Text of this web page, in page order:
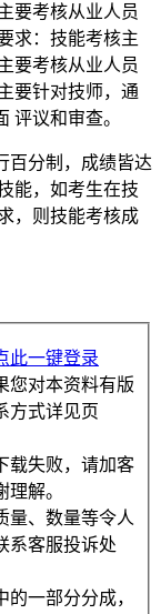
要考核从业人员
求：技能考核主
要考核从业人员
要针对技师，通
评议和审查。
百分制，成绩皆达
能，如考生在技
，则技能考核成
此一键登录
您对本资料有版
方式详见页
载失败，请加客
解。
量、数量等令人
系客服投诉处
一部分分成，